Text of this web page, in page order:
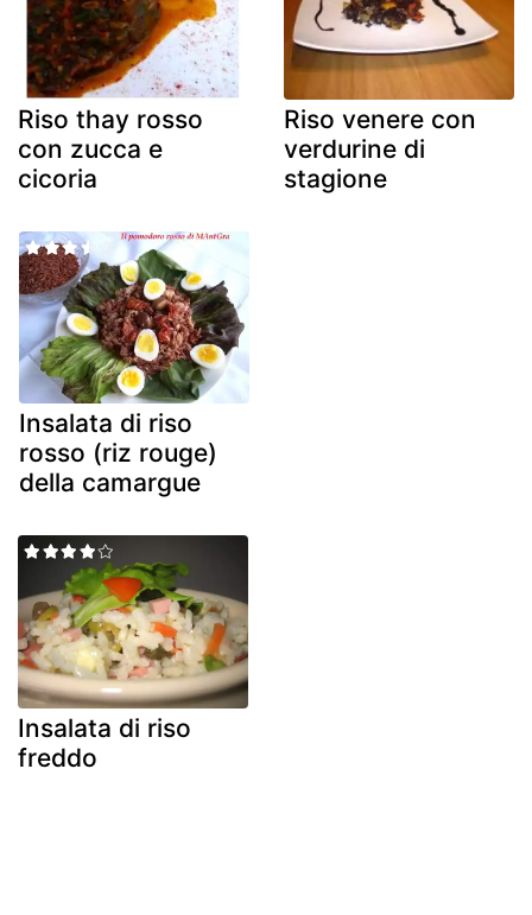
Riso thay rosso
con zucca e
cicoria
Riso venere con
verdurine di
stagione
Insalata di riso
rosso (riz rouge)
della camargue
Insalata di riso
freddo